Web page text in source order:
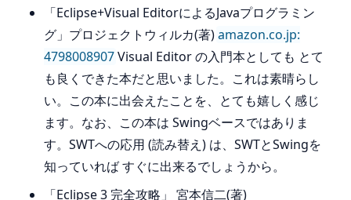
「Eclipse+Visual EditorによるJavaプログラミン
グ」プロジェクトウィルカ(著)amazon.co.jp:
4798008907Visual Editor の入門本としても とて
も良くできた本だと思いました。これは素晴らし
い。この本に出会えたことを、とても嬉しく感じ
ます。なお、この本は Swingベースではありま
す。SWTへの応用 (読み替え) は、SWTとSwingを
知っていれば すぐに出来るでしょうから。
「Eclipse 3 完全攻略」 宮本信二(著)